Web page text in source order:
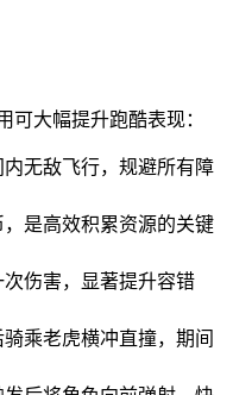
可大幅提升跑酷表现：
无敌飞行，规避所有障
是高效积累资源的关键
伤害，显著提升容错
骑乘老虎横冲直撞，期间